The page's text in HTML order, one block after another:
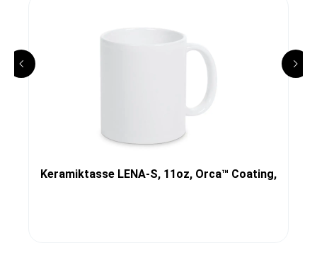
Keramiktasse LENA-S, 11oz, Orca™ Coating,